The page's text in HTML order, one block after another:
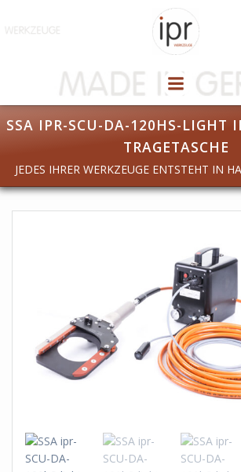
Inhalt
SSA IPR-SCU-DA-120HS-LIGHT
TRAGETASCHE
JEDES IHRER WERKZEUGE ENTSTEHT IN